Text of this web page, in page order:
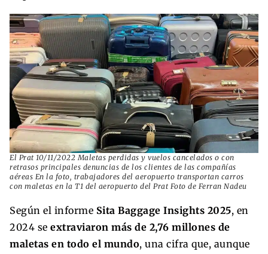
El Prat 10/11/2022 Maletas perdidas y vuelos cancelados o con
retrasos principales denuncias de los clientes de las compañías
aéreas En la foto, trabajadores del aeropuerto transportan carros
con maletas en la T1 del aeropuerto del Prat Foto de Ferran Nadeu
Según el informe Sita Baggage Insights 2025, en
2024 se extraviaron más de 2,76 millones de
maletas en todo el mundo, una cifra que, aunque